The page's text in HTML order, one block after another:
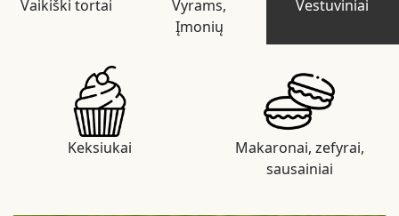
Vaikiški tortai
Vyrams,
Įmonių
Vestuviniai
Keksiukai
Makaronai, zefyrai,
sausainiai